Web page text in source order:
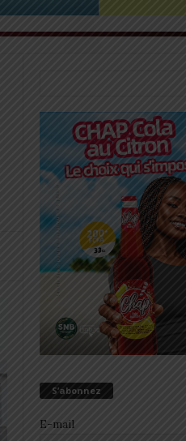
S’abonnez
E-mail